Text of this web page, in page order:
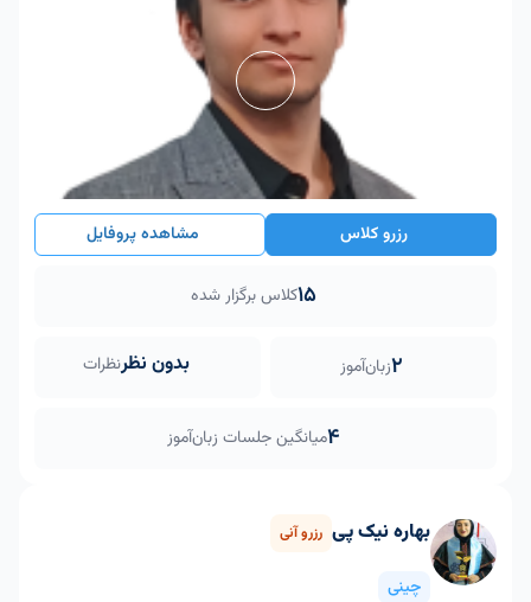
رزرو کلاس مشاهده پروفایل
15کلاس برگزار شده
2زبان‌آموز بدون نظرنظرات
4میانگین جلسات زبان‌آموز
بهاره نیک پی رزرو آنی
چینی